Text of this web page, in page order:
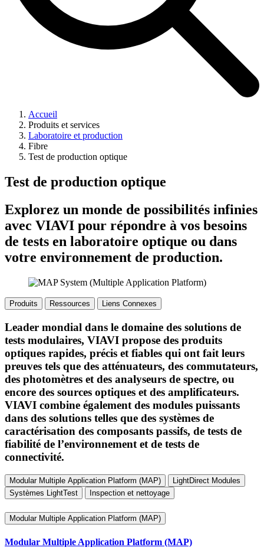
Accueil
Produits et services
Laboratoire et production
Fibre
Test de production optique
Test de production optique
Explorez un monde de possibilités infinies
avec VIAVI pour répondre à vos besoins
de tests en laboratoire optique ou dans
votre environnement de production.
Produits Ressources Liens Connexes
Leader mondial dans le domaine des solutions de
tests modulaires, VIAVI propose des produits
optiques rapides, précis et fiables qui ont fait leurs
preuves tels que des atténuateurs, des commutateurs,
des photomètres et des analyseurs de spectre, ou
encore des sources optiques et des amplificateurs.
VIAVI combine également des modules puissants
dans des solutions telles que des systèmes de
caractérisation des composants passifs, de tests de
fiabilité de l’environnement et de tests de
connectivité.
Modular Multiple Application Platform (MAP)
LightDirect Modules
Systèmes LightTest
Inspection et nettoyage
Modular Multiple Application Platform (MAP)
Modular Multiple Application Platform (MAP)